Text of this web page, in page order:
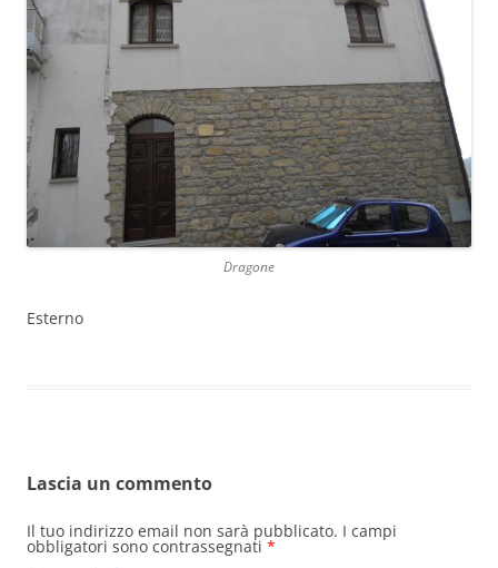
Dragone
Esterno
Lascia un commento
Il tuo indirizzo email non sarà pubblicato. I campi
obbligatori sono contrassegnati *